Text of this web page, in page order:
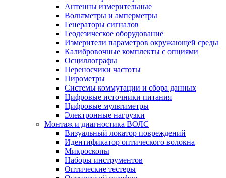
Антенны измерительные
Вольтметры и амперметры
Генераторы сигналов
Геодезическое оборудование
Измерители параметров окружающей среды
Калибровочные комплекты с опциями
Осциллографы
Переносчики частоты
Пирометры
Системы коммутации и сбора данных
Цифровые источники питания
Цифровые мультиметры
Электронные нагрузки
Монтаж и диагностика ВОЛС
Визуальный локатор повреждений
Идентификатор оптического волокна
Микроскопы
Наборы инструментов
Оптические тестеры